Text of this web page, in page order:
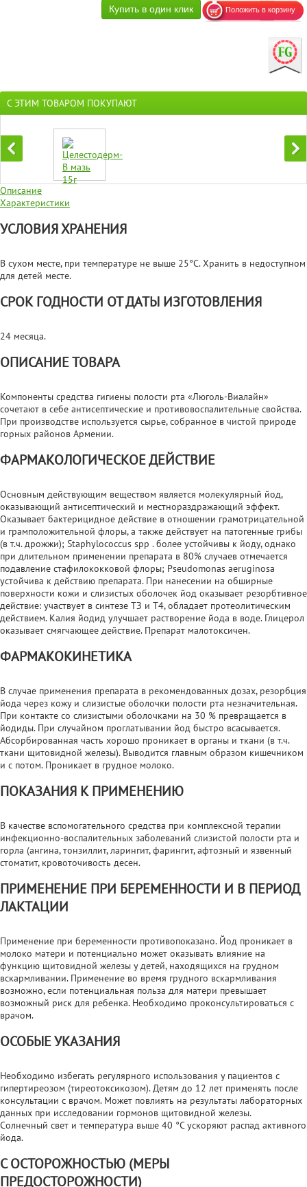
С ЭТИМ ТОВАРОМ ПОКУПАЮТ
Описание
Характеристики
УСЛОВИЯ ХРАНЕНИЯ
В сухом месте, при температуре не выше 25°С. Хранить в недоступном
для детей месте.
СРОК ГОДНОСТИ ОТ ДАТЫ ИЗГОТОВЛЕНИЯ
24 месяца.
ОПИСАНИЕ ТОВАРА
Компоненты средства гигиены полости рта «Люголь-Виалайн»
сочетают в себе антисептические и противовоспалительные свойства.
При производстве используется сырье, собранное в чистой природе
горных районов Армении.
ФАРМАКОЛОГИЧЕСКОЕ ДЕЙСТВИЕ
Основным действующим веществом является молекулярный йод,
оказывающий антисептический и местнораздражающий эффект.
Оказывает бактерицидное действие в отношении грамотрицательной
и грамположительной флоры, а также действует на патогенные грибы
(в т.ч. дрожжи); Staphylococcus spp . более устойчивы к йоду, однако
при длительном применении препарата в 80% случаев отмечается
подавление стафилококковой флоры; Pseudomonas aeruginosa
устойчива к действию препарата. При нанесении на обширные
поверхности кожи и слизистых оболочек йод оказывает резорбтивное
действие: участвует в синтезе ТЗ и Т4, обладает протеолитическим
действием. Калия йодид улучшает растворение йода в воде. Глицерол
оказывает смягчающее действие. Препарат малотоксичен.
ФАРМАКОКИНЕТИКА
В случае применения препарата в рекомендованных дозах, резорбция
йода через кожу и слизистые оболочки полости рта незначительная.
При контакте со слизистыми оболочками на 30 % превращается в
йодиды. При случайном проглатывании йод быстро всасывается.
Абсорбированная часть хорошо проникает в органы и ткани (в т.ч.
ткани щитовидной железы). Выводится главным образом кишечником
и с потом. Проникает в грудное молоко.
ПОКАЗАНИЯ К ПРИМЕНЕНИЮ
В качестве вспомогательного средства при комплексной терапии
инфекционно-воспалительных заболеваний слизистой полости рта и
горла (ангина, тонзиллит, ларингит, фарингит, афтозный и язвенный
стоматит, кровоточивость десен.
ПРИМЕНЕНИЕ ПРИ БЕРЕМЕННОСТИ И В ПЕРИОД
ЛАКТАЦИИ
Применение при беременности противопоказано. Йод проникает в
молоко матери и потенциально может оказывать влияние на
функцию щитовидной железы у детей, находящихся на грудном
вскармливании. Применение во время грудного вскармливания
возможно, если потенциальная польза для матери превышает
возможный риск для ребенка. Необходимо проконсультироваться с
врачом.
ОСОБЫЕ УКАЗАНИЯ
Необходимо избегать регулярного использования у пациентов с
гипертиреозом (тиреотоксикозом). Детям до 12 лет применять после
консультации с врачом. Может повлиять на результаты лабораторных
данных при исследовании гормонов щитовидной железы.
Солнечный свет и температура выше 40 °С ускоряют распад активного
йода.
С ОСТОРОЖНОСТЬЮ (МЕРЫ
ПРЕДОСТОРОЖНОСТИ)